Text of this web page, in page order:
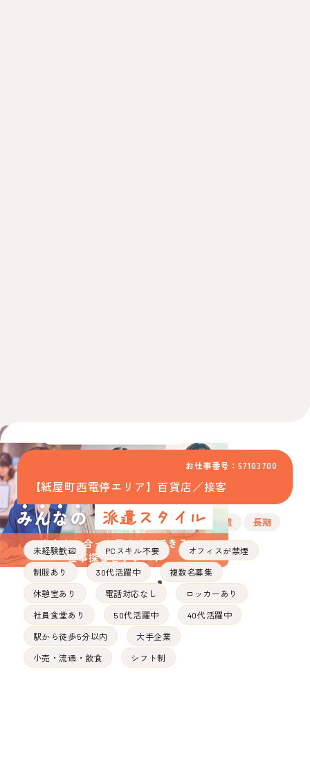
お仕事番号：57103700
【紙屋町西電停エリア】百貨店／接客
派遣 長期
未経験歓迎 PCスキル不要 オフィスが禁煙
制服あり 30代活躍中 複数名募集
休憩室あり 電話対応なし ロッカーあり
社員食堂あり 50代活躍中 40代活躍中
駅から徒歩5分以内 大手企業
小売・流通・飲食 シフト制